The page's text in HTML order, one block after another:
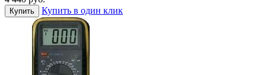
Купить Купить в один клик